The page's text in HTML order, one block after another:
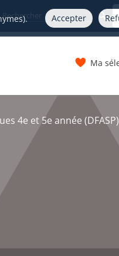
Accepter
Ma
4e et 5e année (DFASP)